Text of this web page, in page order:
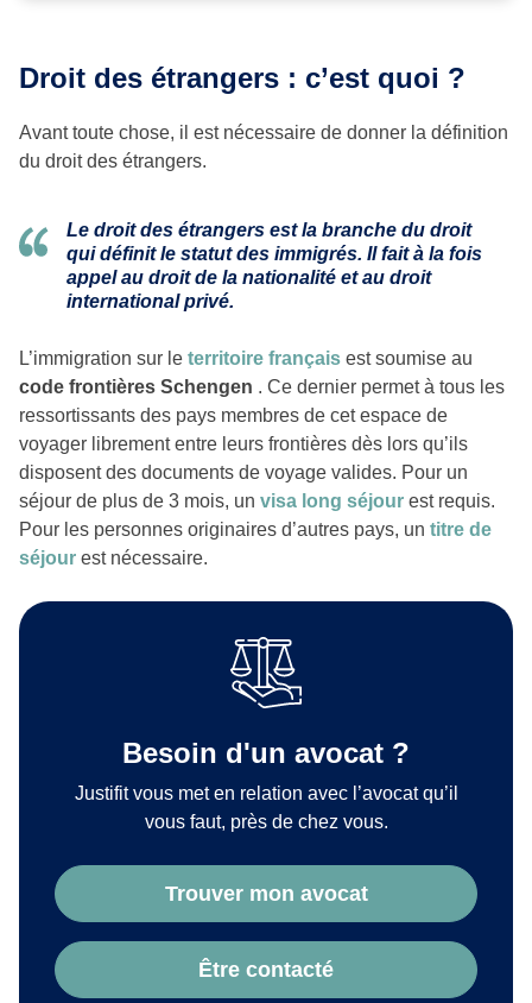
Droit des étrangers : c’est quoi ?
Avant toute chose, il est nécessaire de donner la définition
du droit des étrangers.
Le droit des étrangers est la branche du droit
qui définit le statut des immigrés. Il fait à la fois
appel au droit de la nationalité et au droit
international privé.
L’immigration sur le territoire français est soumise au
code frontières Schengen . Ce dernier permet à tous les
ressortissants des pays membres de cet espace de
voyager librement entre leurs frontières dès lors qu’ils
disposent des documents de voyage valides. Pour un
séjour de plus de 3 mois, un visa long séjour est requis.
Pour les personnes originaires d’autres pays, un titre de
séjour est nécessaire.
Besoin d'un avocat ?
Justifit vous met en relation avec l’avocat qu’il
vous faut, près de chez vous.
Trouver mon avocat
Être contacté